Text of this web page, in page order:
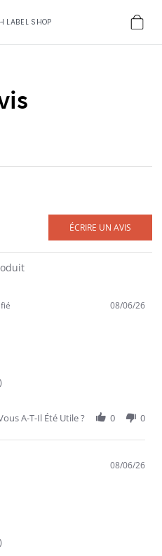
LABEL SHOP
08/06/26
6 Aug 2026
A-T-Il Été Utile ? 0 0
08/06/26
Aug 2026